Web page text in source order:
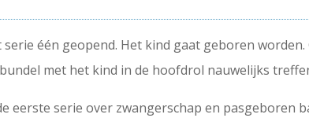
één geopend. Het kind gaat geboren
met het kind in de hoofdrol nauwelijks
eerste serie over zwangerschap en pasgeboren